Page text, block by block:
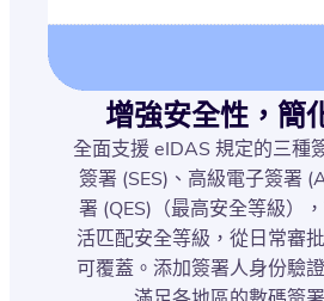
增強安全性，簡
全面支援 eIDAS 規定的三種
簽署 (SES)、高級電子簽署
署 (QES)（最高安全等級）
活匹配安全等級，從日常審
可覆蓋。添加簽署人身份驗